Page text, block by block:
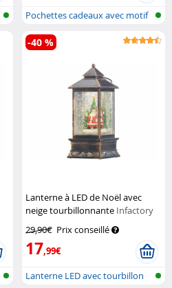
Pochettes cadeaux avec motif
de Noë...
Lanterne à LED de Noël avec
neige tourbillonnante Infactory
29,90€ Prix conseillé
17,99€
-40 %
Lanterne LED avec tourbillon